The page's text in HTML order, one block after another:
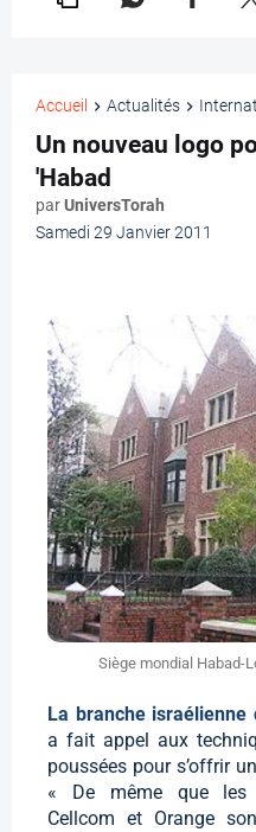
Accueil Actualités
Un nouveau logo
'Habad
parUniversTorah
Samedi 29 Janvier 2011
Siège mondial Habad-
La branche
a fait appel aux
poussées pour s’offrir
« De même que les
Cellcom et Orange